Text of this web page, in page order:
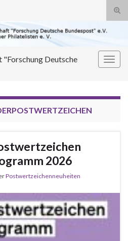
Deutsche
2026
Postwertzeichenneuheiten